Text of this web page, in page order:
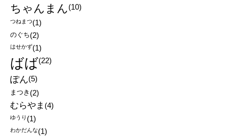
ちゃんまん(10)
つねまつ(1)
のぐち(2)
はせかず(1)
ばば(22)
ぽん(5)
まつき (2)
むらやま (4)
ゆうり (1)
わかだんな(1)